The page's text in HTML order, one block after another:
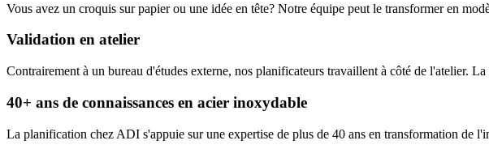
Vous avez un croquis sur papier ou une idée en tête? Notre équipe peut le transformer en
Validation en atelier
Contrairement à un bureau d'études externe, nos planificateurs travaillent à côté de l'atelier.
40+ ans de connaissances en acier inoxydable
La planification chez ADI s'appuie sur une expertise de plus de 40 ans en transformation de